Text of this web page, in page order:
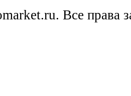
Все права